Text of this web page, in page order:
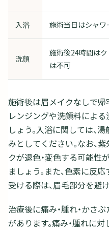
入浴 施術当日はシャ
洗顔
施術後24時間は
は不可
施術後は眉メイクなしで帰
レンジングや洗顔料によ
しょう。入浴に関しては、
みとしてください。なお、
クが退色・変色する可能性
ましょう。また、色素に反
受ける際は、眉毛部分を避
治療後に痛み・腫れ・かさ
があります。痛み・腫れに